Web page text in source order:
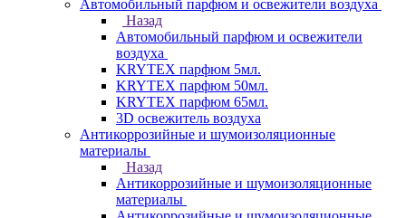
Автомобильный парфюм и освежители воздуха
Назад
Автомобильный парфюм и освежители
воздуха
KRYTEX парфюм 5мл.
KRYTEX парфюм 50мл.
KRYTEX парфюм 65мл.
3D освежитель воздуха
Антикоррозийные и шумоизоляционные
материалы
Назад
Антикоррозийные и шумоизоляционные
материалы